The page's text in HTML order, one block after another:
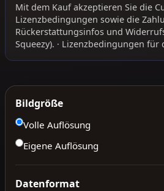
Mit dem Kauf akzeptieren Sie die
Lizenzbedingungen sowie die
Rückerstattungsinfos und
Squeezy). · Lizenzbedingungen für
Bildgröße
Volle Auflösung
Eigene Auflösung
Datenformat